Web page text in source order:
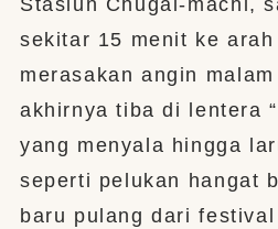
Stasiun Chūgai-machi,
sekitar 15 menit ke
merasakan angin
akhirnya tiba di lentera
yang menyala hingga
seperti pelukan hangat
baru pulang dari